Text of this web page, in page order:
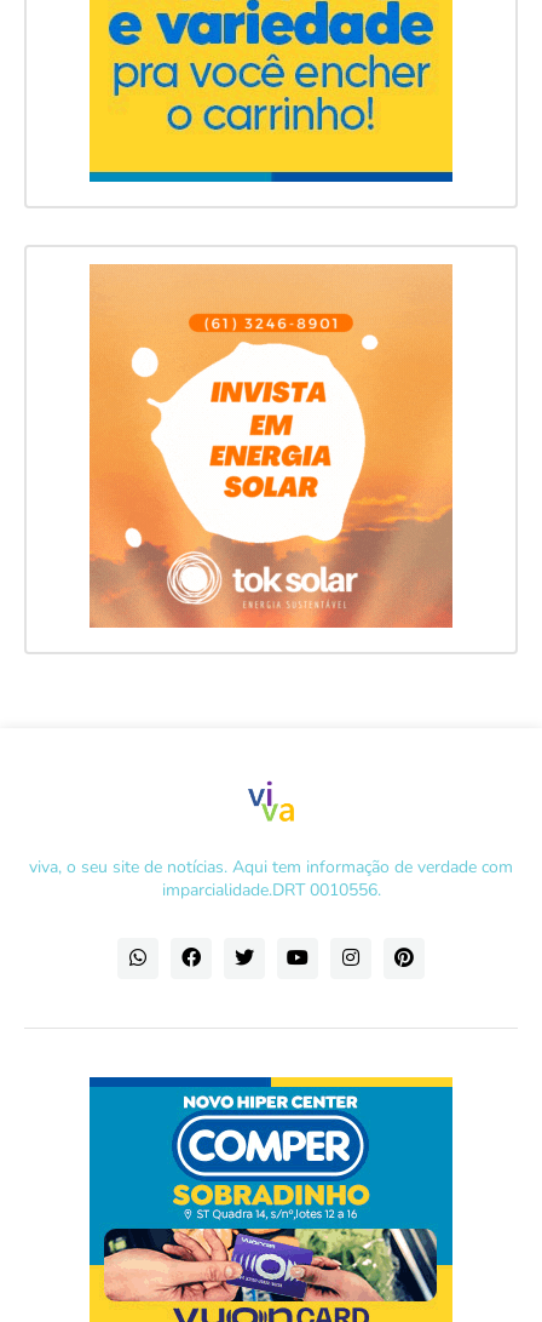
viva, o seu site de notícias. Aqui tem informação de verdade com
imparcialidade.DRT 0010556.